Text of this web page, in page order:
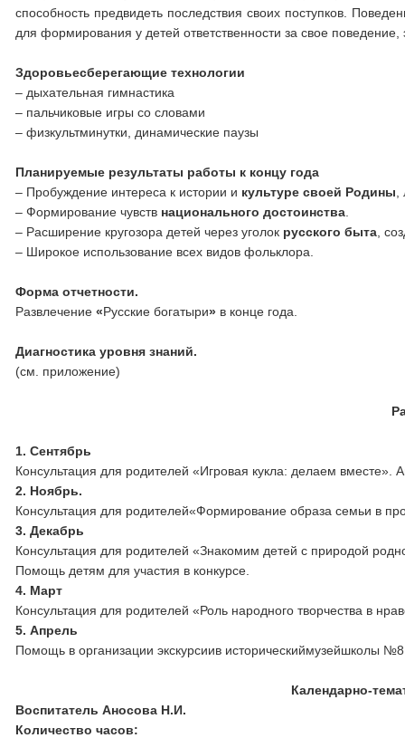
способность предвидеть последствия своих поступков.
для формирования у детей ответственности за свое
Здоровьесберегающие технологии
– дыхательная гимнастика
– пальчиковые игры со словами
– физкультминутки, динамические паузы
Планируемые результаты работы к концу года
– Пробуждение интереса к истории и культуре своей Родины
– Формирование чувств национального достоинства
– Расширение кругозора детей через уголок русского быта ,
– Широкое использование всех видов фольклора.
Форма отчетности.
Развлечение «Русские богатыри» в конце года.
Диагностика уровня знаний.
(см. приложение)
1. Сентябрь
Консультация для родителей «Игровая кукла: делаем вместе».
2. Ноябрь.
Консультация для родителей«Формирование образа семьи в
3. Декабрь
Консультация для родителей «Знакомим детей с природой
Помощь детям для участия в конкурсе.
4. Март
Консультация для родителей «Роль народного творчества в
5. Апрель
Помощь в организации экскурсиив историческиймузейшколы
Календарно-
Воспитатель Аносова Н.И.
Количество часов: